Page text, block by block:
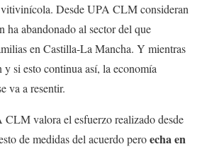
vitivinícola. Desde UPA CLM consideran
ha abandonado al sector del que
en Castilla-La Mancha. Y mientras
y si esto continua así, la economía
va a resentir.
CLM valora el esfuerzo realizado desde
de medidas del acuerdo peroecha en